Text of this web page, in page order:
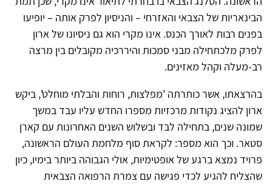
הבינאריות של הצבאי והאזרחי – והניסיון לפרק אותה – יופיעו
בפנים רבות לאורך הכנס. אינו מקרי הוא גם ניסיונו של ארון
לפרק מלכתחילה מבני סמכות והיררכיה מקובלים בין מרצה
רב-מעלה וקהל מאזינים.
בהרצאתו, אשר כותרתה 'מפלצות, רוחות והבלתי מוחלט', ביקש
ארון להציג נקודות מרכזיות מספרו החדש עליו עבד במשך
שמונה שנים, בתחילה לבד ובשלוש השנים האחרונות עם קארן
סטאר. וכך הוא מספר: לקראת סוף מלחמת העולם הראשונה,
פרויד נמצא ברגע של אופטימיות, אולי הגבוהה ביותר בימיו, כיון
שהצליח להגיע לכדי פגישה עם צמרת הרפואה הצבאית